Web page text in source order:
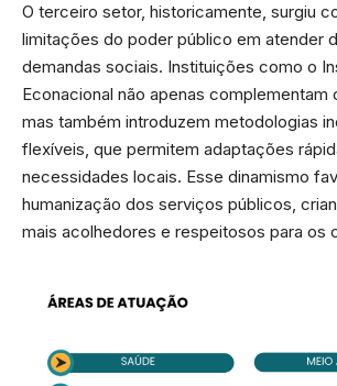
O terceiro setor, historicamente, surgiu
limitações do poder público em atender
demandas sociais. Instituições como o
Econacional não apenas complementam
mas também introduzem metodologias
flexíveis, que permitem adaptações
necessidades locais. Esse dinamismo
humanização dos serviços públicos,
mais acolhedores e respeitosos para os